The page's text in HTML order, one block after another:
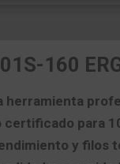
160
herramienta
certificado para
y